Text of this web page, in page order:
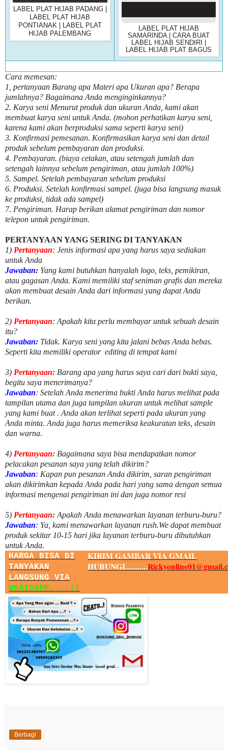
LABEL PLAT HIJAB PADANG |
LABEL PLAT HIJAB
PONTIANAK | LABEL PLAT
HIJAB PALEMBANG
LABEL PLAT HIJAB
SAMARINDA | CARA BUAT
LABEL HIJAB SENDIRI |
LABEL HIJAB PLAT BAGUS
Cara memesan:
1, pertanyaan Barang apa Materi apa Ukuran apa? Berapa
jumlahnya? Bagaimana Anda menginginkannya?
2. Karya seni Menurut produk dan ukuran Anda, kami akan
membuat karya seni untuk Anda. (mohon perhatikan karya seni,
karena kami akan berproduksi sama seperti karya seni)
3. Konfirmasi pemesanan. Konfirmasikan karya seni dan detail
produk sebelum pembayaran dan produksi.
4. Pembayaran. (biaya cetakan, atau setengah jumlah dan
setengah lainnya sebelum pengiriman, atau jumlah 100%)
5. Sampel. Setelah pembayaran sebelum produksi
6. Produksi. Setelah konfirmasi sampel. (juga bisa langsung masuk
ke produksi, tidak ada sampel)
7. Pengiriman. Harap berikan alamat pengiriman dan nomor
telepon untuk pengiriman.
PERTANYAAN YANG SERING DI TANYAKAN
1) Pertanyaan: Jenis informasi apa yang harus saya sediakan
untuk Anda
Jawaban: Yang kami butuhkan hanyalah logo, teks, pemikiran,
atau gagasan Anda. Kami memiliki staf seniman grafis dan mereka
akan membuat desain Anda dari informasi yang dapat Anda
berikan.
2) Pertanyaan: Apakah kita perlu membayar untuksebuah desain
itu?
Jawaban: Tidak. Karya seni yang kita jalani bebas Anda bebas.
Seperti kita memiliki operator editing di tempat kami
3) Pertanyaan: Barang apa yang harus saya cari dari bukti saya,
begitu saya menerimanya?
Jawaban: Setelah Anda menerima bukti Anda harus melihat pada
tampilan utama dan juga tampilan ukuran untuk melihatsample
yang kami buat . Anda akan terlihat seperti pada ukuran yang
Anda minta. Anda juga harus memeriksa keakuratan teks, desain
dan warna.
4) Pertanyaan: Bagaimana saya bisa mendapatkan nomor
pelacakan pesanan saya yang telah dikirim?
Jawaban: Kapan pun pesanan Anda dikirim, saran pengiriman
akan dikirimkan kepada Anda pada hari yang sama dengan semua
informasi mengenai pengiriman ini dan juga nomorresi
5) Pertanyaan: Apakah Anda menawarkan layanan terburu-buru?
Jawaban: Ya, kami menawarkan layanan rush.We dapat membuat
produk sekitar 10-15 hari jika layanan terburu-buru dibutuhkan
untuk Anda.
HARGA BISA DI
TANYAKAN
LANGSUNG VIA
WHATSAPP....!!
KIRIM GAMBAR VIA GMAIL
HUBUNGI...........
Berbagi